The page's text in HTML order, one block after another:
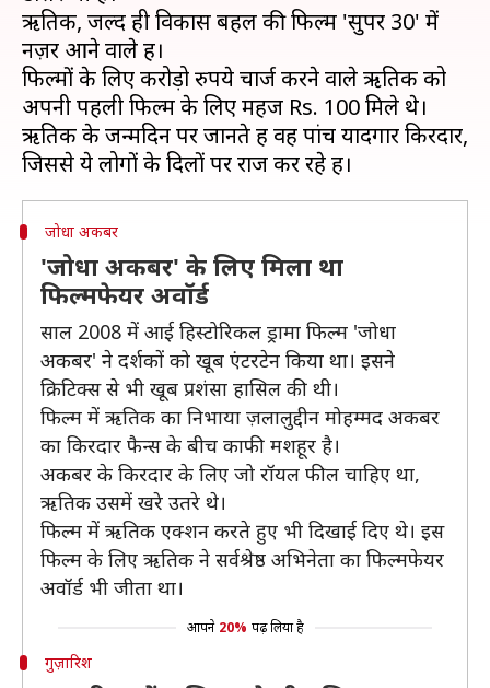
ऋतिक, जल्द ही विकास बहल की फिल्म 'सुपर 30' में
नज़र आने वाले हैं।
फिल्मों के लिए करोड़ो रुपये चार्ज करने वाले ऋतिक को
अपनी पहली फिल्म के लिए महज Rs. 100 मिले थे।
ऋतिक के जन्मदिन पर जानते हैं वह पांच यादगार किरदार,
जोधा अकबर
'जोधा अकबर' के लिए मिला था
फिल्मफेयर अवॉर्ड
साल 2008 में आई हिस्टोरिकल ड्रामा फिल्म 'जोधा
अकबर' ने दर्शकों को खूब एंटरटेन किया था। इसने
क्रिटिक्स से भी खूब प्रशंसा हासिल की थी।
फिल्म में ऋतिक का निभाया ज़लालुद्दीन मोहम्मद अकबर
का किरदार फैन्स के बीच काफी मशहूर है।
अकबर के किरदार के लिए जो रॉयल फील चाहिए था,
ऋतिक उसमें खरे उतरे थे।
फिल्म में ऋतिक एक्शन करते हुए भी दिखाई दिए थे। इस
फिल्म के लिए ऋतिक ने सर्वश्रेष्ठ अभिनेता का फिल्मफेयर
अवॉर्ड भी जीता था।
आपने 20% पढ़ लिया है
गुज़ारिश